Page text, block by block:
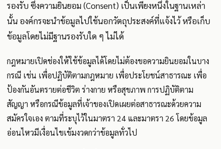
รองรับ ซึ่งความยินยอม (Consent) เป็นเพียงหนึ่งในฐานเหล่า
นั้น องค์กรจะนำข้อมูลไปใช้นอกวัตถุประสงค์ที่แจ้งไว้ หรือเก็บ
ข้อมูลโดยไม่มีฐานรองรับใด ๆ ไม่ได้
กฎหมายเปิดช่องให้ใช้ข้อมูลได้โดยไม่ต้องขอความยินยอมในบาง
กรณี เช่น เพื่อปฏิบัติตามกฎหมาย เพื่อประโยชน์สาธารณะ เพื่อ
ป้องกันอันตรายต่อชีวิต ร่างกาย หรือสุขภาพ การปฏิบัติตาม
สัญญา หรือกรณีข้อมูลที่เจ้าของเปิดเผยต่อสาธารณะด้วยความ
สมัครใจเอง ตามที่ระบุไว้ในมาตรา 24 และมาตรา 26 โดยข้อมูล
อ่อนไหวมีเงื่อนไขเข้มงวดกว่าข้อมูลทั่วไป